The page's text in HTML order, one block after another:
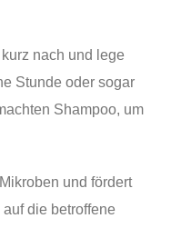
nach und lege
Stunde oder sogar
Shampoo, um
und fördert
die betroffene